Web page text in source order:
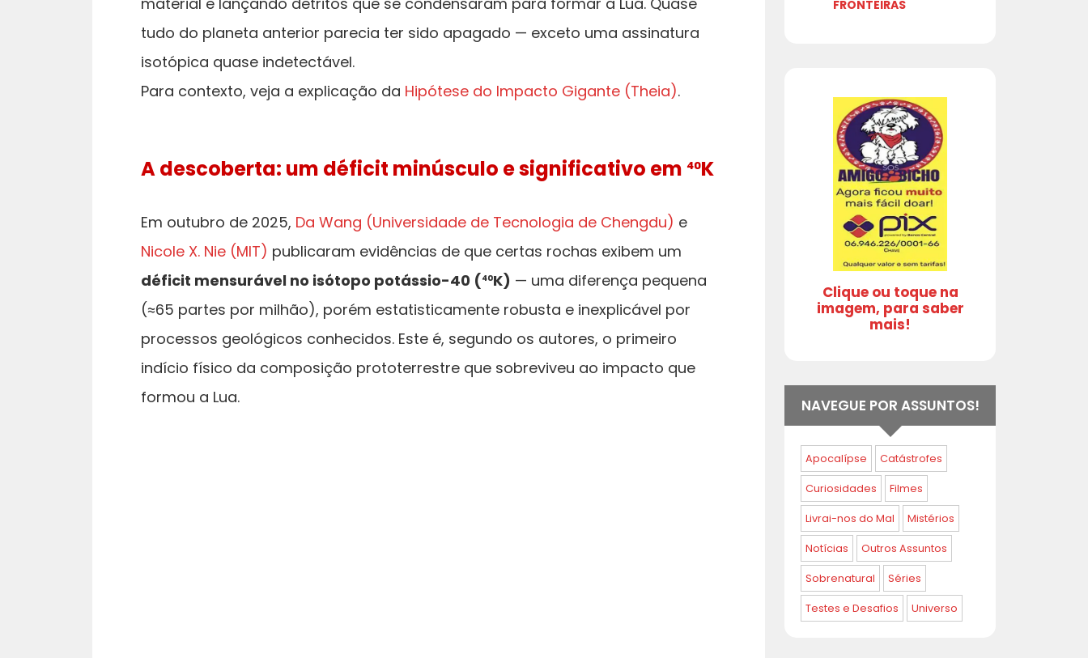
tudo do planeta anterior parecia ter sido apagado — exceto uma assinatura
isotópica quase indetectável.
Para contexto, veja a explicação da Hipótese do Impacto Gigante (Theia).
A descoberta: um déficit minúsculo e significativo em ⁴⁰K
Em outubro de 2025, Da Wang (Universidade de Tecnologia de Chengdu) e
Nicole X. Nie (MIT) publicaram evidências de que certas rochas exibem um
déficit mensurável no isótopo potássio-40 (⁴⁰K) — uma diferença pequena
(≈65 partes por milhão), porém estatisticamente robusta e inexplicável por
processos geológicos conhecidos. Este é, segundo os autores, o primeiro
indício físico da composição prototerrestre que sobreviveu ao impacto que
formou a Lua.
FRONTEIRAS
Clique ou toque na
imagem, para saber
mais!
NAVEGUE POR ASSUNTOS!
Apocalípse Catástrofes
Curiosidades Filmes
Livrai-nos do Mal Mistérios
Notícias Outros Assuntos
Sobrenatural Séries
Testes e Desafios Universo